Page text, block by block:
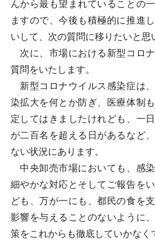
んから最も望まれていることの
ますので、今後も積極的に推進
いして、次の質問に移りたいと思
次に、市場における新型コロ
質問をいたします。
新型コロナウイルス感染症は
染拡大を何とか防ぎ、医療体制
定してはきましたけれども、一
が二百名を超える日があるなど
ない状況にあります。
中央卸売市場においても、感
細やかな対応とそしてご報告を
ども、万が一にも、都民の食を
影響を与えることのないように
策をこれからも徹底していかなく